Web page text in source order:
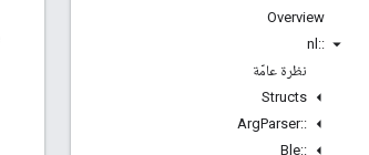
Overview
::
nl
نظرة عامّة
Structs
::
ArgParser
::
Ble